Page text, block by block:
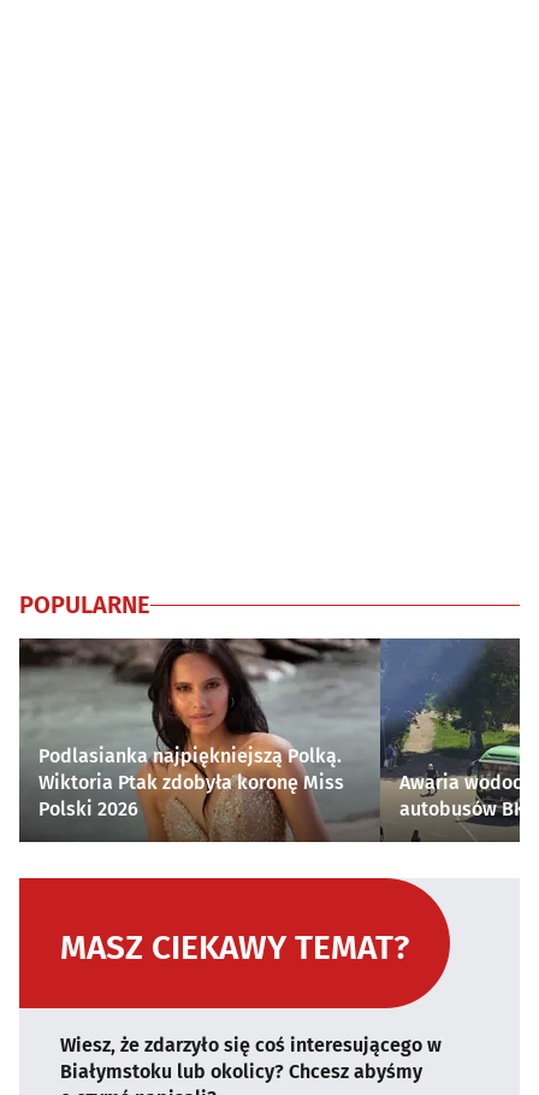
POPULARNE
Podlasianka najpiękniejszą Polką.
Wiktoria Ptak zdobyła koronę Miss
Polski 2026
Awaria
autobusów
MASZ CIEKAWY TEMAT?
Wiesz, że zdarzyło się coś interesującego w
Białymstoku lub okolicy? Chcesz abyśmy